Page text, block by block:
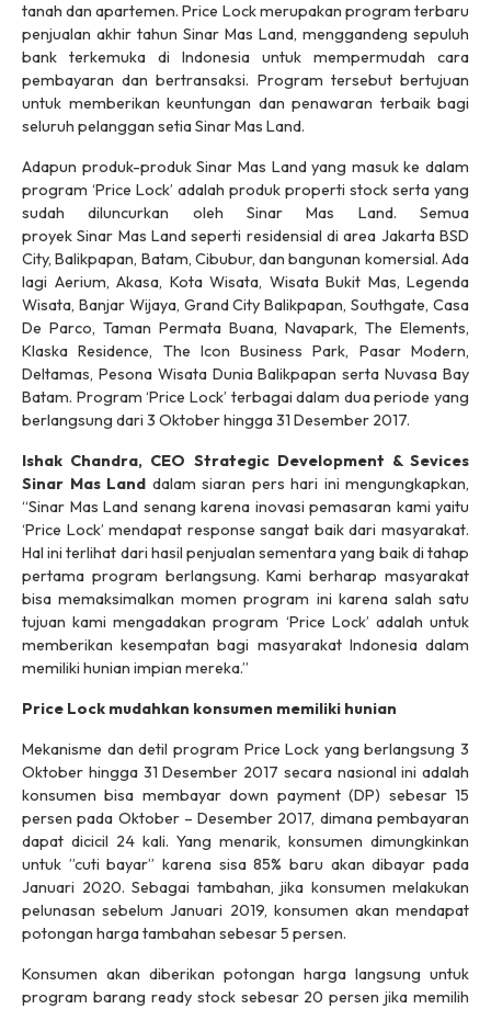
tanah dan apartemen. Price Lock merupakan program terbaru
penjualan akhir tahun Sinar Mas Land, menggandeng sepuluh
bank terkemuka di Indonesia untuk mempermudah cara
pembayaran dan bertransaksi. Program tersebut bertujuan
untuk memberikan keuntungan dan penawaran terbaik bagi
seluruh pelanggan setia Sinar Mas Land.
Adapun produk-produk Sinar Mas Land yang masuk ke dalam
program ‘Price Lock’ adalah produk properti stock serta yang
sudah diluncurkan oleh Sinar Mas Land. Semua
proyek Sinar Mas Land seperti residensial di area Jakarta BSD
City, Balikpapan, Batam, Cibubur, dan bangunan komersial. Ada
lagi Aerium, Akasa, Kota Wisata, Wisata Bukit Mas, Legenda
Wisata, Banjar Wijaya, Grand City Balikpapan, Southgate, Casa
De Parco, Taman Permata Buana, Navapark, The Elements,
Klaska Residence, The Icon Business Park, Pasar Modern,
Deltamas, Pesona Wisata Dunia Balikpapan serta Nuvasa Bay
Batam. Program ‘Price Lock’ terbagai dalam dua periode yang
berlangsung dari 3 Oktober hingga 31 Desember 2017.
Ishak Chandra, CEO Strategic Development & Sevices
Sinar Mas Land dalam siaran pers hari ini mengungkapkan,
“Sinar Mas Land senang karena inovasi pemasaran kami yaitu
‘Price Lock’ mendapat response sangat baik dari masyarakat.
Hal ini terlihat dari hasil penjualan sementara yang baik di tahap
pertama program berlangsung. Kami berharap masyarakat
bisa memaksimalkan momen program ini karena salah satu
tujuan kami mengadakan program ‘Price Lock’ adalah untuk
memberikan kesempatan bagi masyarakat Indonesia dalam
memiliki hunian impian mereka.”
Price Lock mudahkan konsumen memiliki hunian
Mekanisme dan detil program Price Lock yang berlangsung 3
Oktober hingga 31 Desember 2017 secara nasional ini adalah
konsumen bisa membayardown payment(DP) sebesar 15
persen pada Oktober – Desember 2017, dimana pembayaran
dapat dicicil 24 kali. Yang menarik, konsumen dimungkinkan
untuk ’’cuti bayar” karena sisa 85% baru akan dibayar pada
Januari 2020. Sebagai tambahan, jika konsumen melakukan
pelunasan sebelum Januari 2019, konsumen akan mendapat
potongan harga tambahan sebesar 5 persen.
Konsumen akan diberikan potongan harga langsung untuk
program barang ready stocksebesar 20 persen jika memilih